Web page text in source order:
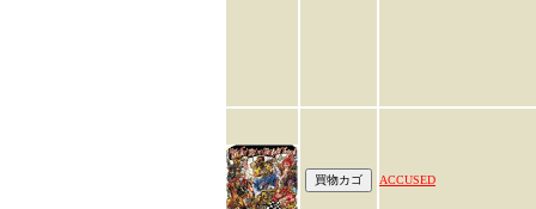
ACCUSED